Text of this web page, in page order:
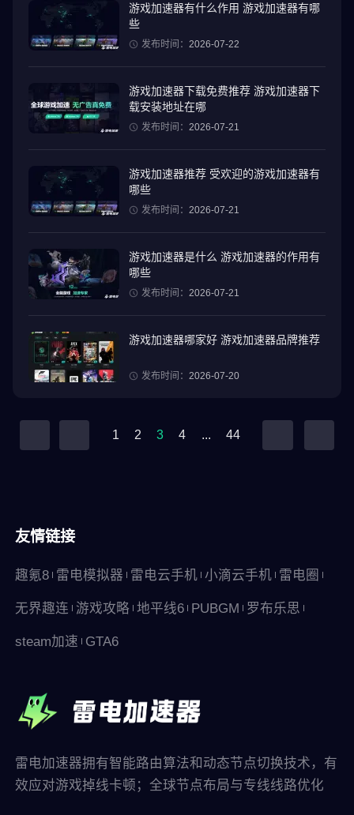
游戏加速器有什么作用 游戏加速器有哪
些
发布时间： 2026-07-22
游戏加速器下载免费推荐 游戏加速器下
载安装地址在哪
发布时间： 2026-07-21
游戏加速器推荐 受欢迎的游戏加速器有
哪些
发布时间： 2026-07-21
游戏加速器是什么 游戏加速器的作用有
哪些
发布时间： 2026-07-21
游戏加速器哪家好 游戏加速器品牌推荐
发布时间： 2026-07-20
1 2 3 4 ... 44
友情链接
趣氪8 雷电模拟器 雷电云手机 小滴云手机 雷电圈
无界趣连 游戏攻略 地平线6 PUBGM 罗布乐思
steam加速 GTA6
雷电加速器拥有智能路由算法和动态节点切换技术，有
效应对游戏掉线卡顿；全球节点布局与专线线路优化